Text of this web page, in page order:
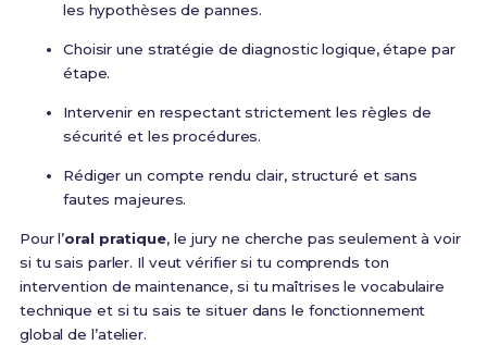
les hypothèses de pannes.
Choisir une stratégie de diagnostic logique, étape par
étape.
Intervenir en respectant strictement les règles de
sécurité et les procédures.
Rédiger un compte rendu clair, structuré et sans
fautes majeures.
Pour l’oral pratique, le jury ne cherche pas seulement à voir
si tu sais parler. Il veut vérifier si tu comprends ton
intervention de maintenance, si tu maîtrises le vocabulaire
technique et si tu sais te situer dans le fonctionnement
global de l’atelier.